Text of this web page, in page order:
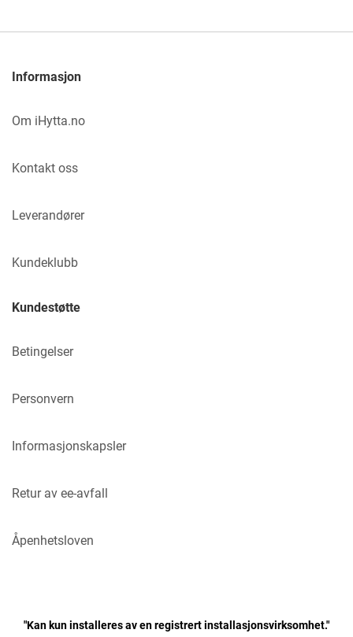
Informasjon
Om iHytta.no
Kontakt oss
Leverandører
Kundeklubb
Kundestøtte
Betingelser
Personvern
Informasjonskapsler
Retur av ee-avfall
Åpenhetsloven
"Kan kun installeres av en registrert installasjonsvirksomhet."